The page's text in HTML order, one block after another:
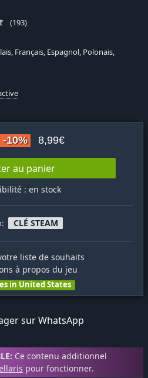
(193)
Français, Espagnol, Polonais,
-10% 8,99€
au panier
: en stock
CLÉ STEAM
liste de souhaits
à propos du jeu
in United States
sur WhatsApp
Ce contenu additionnel
pour fonctionner.